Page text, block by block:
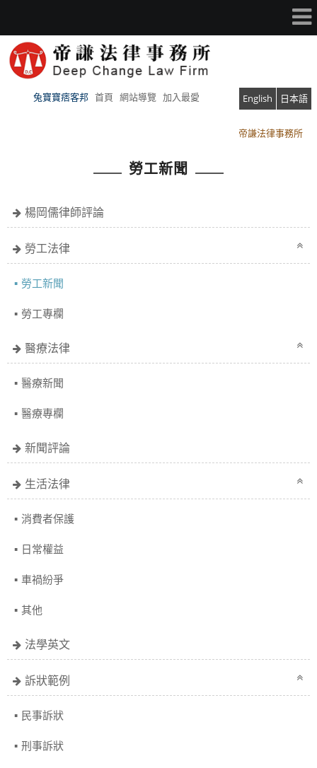
兔寶寶痞客邦 首頁 網站導覽 加入最愛 English 日本語
帝謙法律事務所
勞工新聞
楊岡儒律師評論
勞工法律
勞工新聞
勞工專欄
醫療法律
醫療新聞
醫療專欄
新聞評論
生活法律
消費者保護
日常權益
車禍紛爭
其他
法學英文
訴狀範例
民事訴狀
刑事訴狀